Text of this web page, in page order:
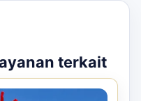
terkait